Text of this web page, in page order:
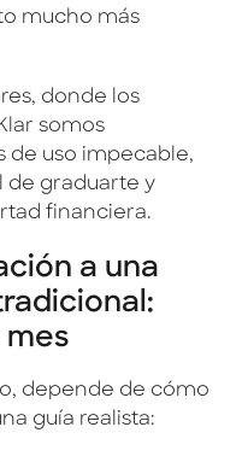
mucho más
donde los
somos
de uso impecable,
de graduarte y
financiera.
a una
mes
depende de cómo
guía realista: